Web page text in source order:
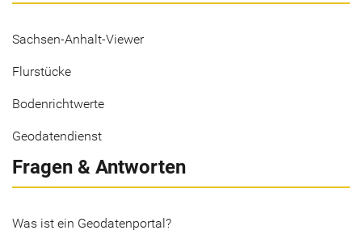
Sachsen-Anhalt-Viewer
Flurstücke
Bodenrichtwerte
Geodatendienst
Fragen & Antworten
Was ist ein Geodatenportal?